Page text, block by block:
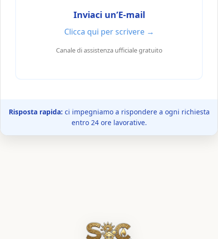
Inviaci un’E-mail
Clicca qui per scrivere →
Canale di assistenza ufficiale gratuito
Risposta rapida: ci impegniamo a rispondere a ogni richiesta
entro 24 ore lavorative.